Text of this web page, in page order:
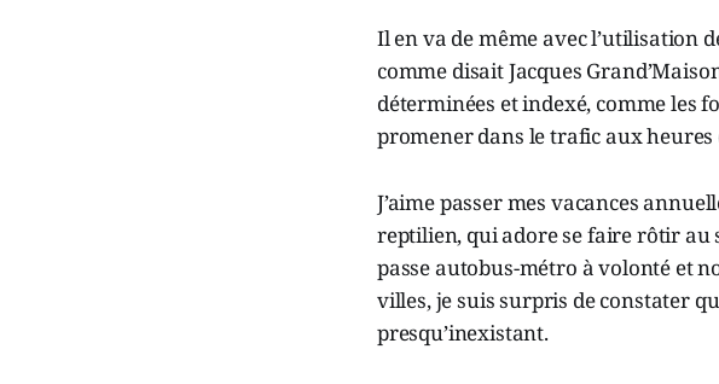
Il en va de même avec l’utilisation
comme disait Jacques
déterminées et indexé, comme les
promener dans le trafic aux heures
J’aime passer mes vacances
reptilien, qui adore se faire rôtir au
passe autobus-métro à volonté et
villes, je suis surpris de constater
presqu’inexistant.